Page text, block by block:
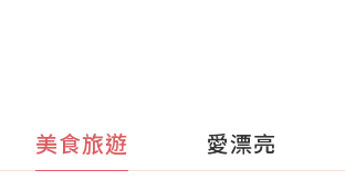
美食旅遊 愛漂亮